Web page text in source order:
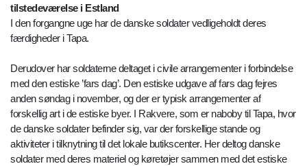
tilstedeværelse i Estland
I den forgangne uge har de danske soldater vedligeholdt deres
færdigheder i Tapa.
Derudover har soldaterne deltaget i civile arrangementer i forbindelse
med den estiske ’fars dag’. Den estiske udgave af fars dag fejres
anden søndag i november, og der er typisk arrangementer af
forskellig art i de estiske byer. I Rakvere, som er naboby til Tapa, hvor
de danske soldater befinder sig, var der forskellige stande og
aktiviteter i tilknytning til det lokale butikscenter. Her deltog danske
soldater med deres materiel og køretøjer sammen med det estiske